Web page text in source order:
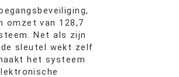
omzet van 128,7
Net als zijn
sleutel wekt zelf
het systeem